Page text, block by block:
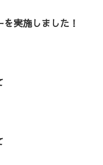
実施しました！